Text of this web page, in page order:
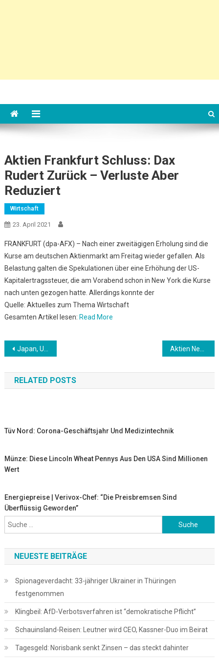
Aktien Frankfurt Schluss: Dax
Rudert Zurück – Verluste Aber
Reduziert
Wirtschaft
23. April 2021
FRANKFURT (dpa-AFX) – Nach einer zweitägigen Erholung sind die
Kurse am deutschen Aktienmarkt am Freitag wieder gefallen. Als
Belastung galten die Spekulationen über eine Erhöhung der US-
Kapitalertragssteuer, die am Vorabend schon in New York die Kurse
nach unten gezogen hatte. Allerdings konnte der
Quelle: Aktuelles zum Thema Wirtschaft
Gesamten Artikel lesen: Read More
Beitrags-
Navigation
Japan, USA und Frankreich halten groß angelegte Manöver im Süden Japans ab
RELATED POSTS
Tüv Nord: Corona-Geschäftsjahr Und Medizintechnik
Münze: Diese Lincoln Wheat Pennys Aus Den USA Sind Millionen
Wert
Energiepreise | Verivox-Chef: “Die Preisbremsen Sind
Überflüssig Geworden”
Suche
nach:
NEUESTE BEITRÄGE
Spionageverdacht: 33-jähriger Ukrainer in Thüringen
festgenommen
Klingbeil: AfD-Verbotsverfahren ist “demokratische Pflicht”
Schauinsland-Reisen: Leutner wird CEO, Kassner-Duo im Beirat
Tagesgeld: Norisbank senkt Zinsen – das steckt dahinter